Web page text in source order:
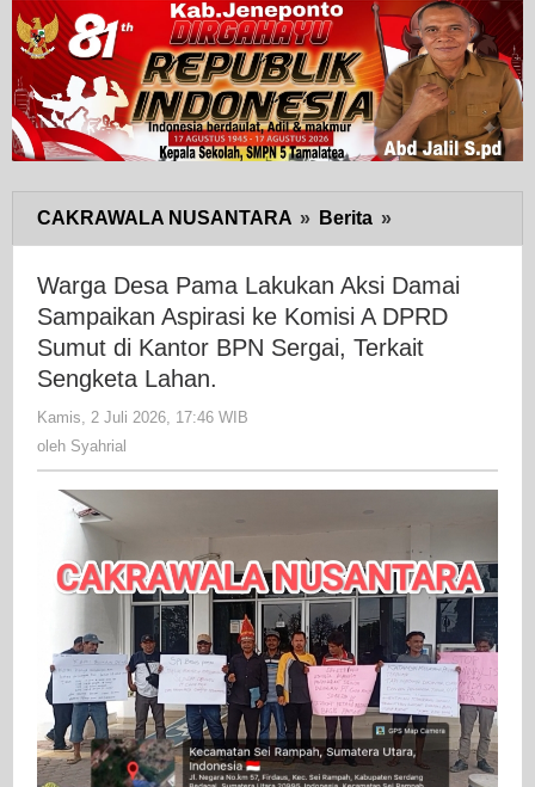
CAKRAWALA NUSANTARA » Berita »
Desa
Pama
Lakukan
Damai
Komisi
DPRD
Sumut
di
Kantor
BPN
Sergai,
Terkait
Sengketa
Lahan.
Warga Desa Pama Lakukan Aksi Damai
Sampaikan Aspirasi ke Komisi A DPRD
Sumut di Kantor BPN Sergai, Terkait
Sengketa Lahan.
Kamis, 2 Juli 2026, 17:46 WIB
oleh Syahrial